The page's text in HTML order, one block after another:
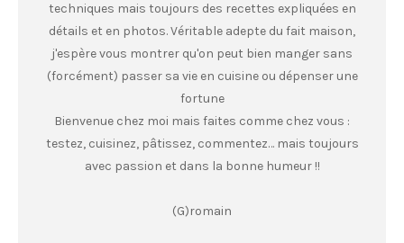
techniques mais toujours des recettes expliquées en
détails et en photos. Véritable adepte du fait maison,
j'espère vous montrer qu'on peut bien manger sans
(forcément) passer sa vie en cuisine ou dépenser une
fortune
Bienvenue chez moi mais faites comme chez vous :
testez, cuisinez, pâtissez, commentez… mais toujours
avec passion et dans la bonne humeur !!
(G)romain